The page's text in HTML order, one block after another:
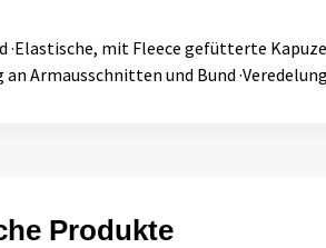
·Elastische, mit Fleece gefütterte
Armausschnitten und Bund
Produkte